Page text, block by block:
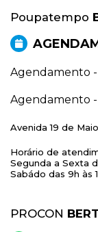
Poupatempo
Agendamento
Agendamento -
Avenida 19 de
Horário de
Segunda a Sexta
Sabádo das 9h às
PROCON